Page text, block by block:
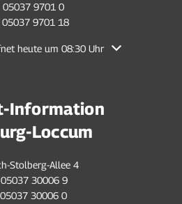
05037 9701 0
05037 9701 18
Öffnungs- oder Schließzeiten
heute um 08:30 Uhr
Information
Loccum
Stolberg-Allee 4
05037 30006 9
30006 0